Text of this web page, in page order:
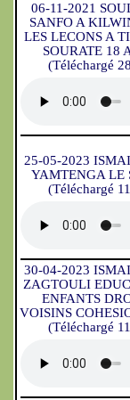
06-11-2021
SANFO A
LES LECONS A
SOURATE 18
(Téléchargé
25-05-2023
YAMTENGA LE
(Téléchargé
30-04-2023
ZAGTOULI
ENFANTS
VOISINS
(Téléchargé